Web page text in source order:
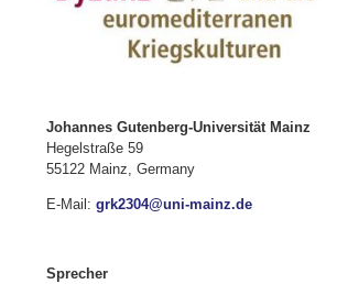
Johannes Gutenberg-Universität Mainz
Hegelstraße 59
55122 Mainz, Germany
E-Mail: grk2304@uni-mainz.de
Sprecher